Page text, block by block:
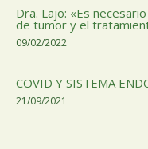
Dra. Lajo: «Es
de tumor y el
09/02/2022
COVID Y SISTEMA
21/09/2021